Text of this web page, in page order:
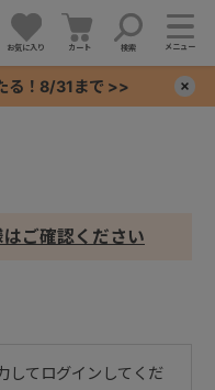
お気に入り カート 検索 メニュー
る！8/31まで >>
はご確認ください
してログインしてくだ